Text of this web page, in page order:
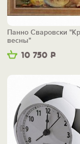
10 750 Р
Панно Сваровски
весны"